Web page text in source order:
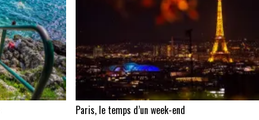
Paris, le temps d’un week-end